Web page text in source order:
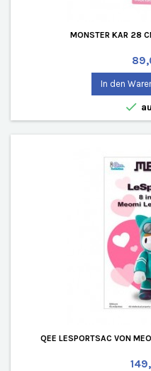
MONSTER KAR 28
In den

QEE LESPORTSAC VON